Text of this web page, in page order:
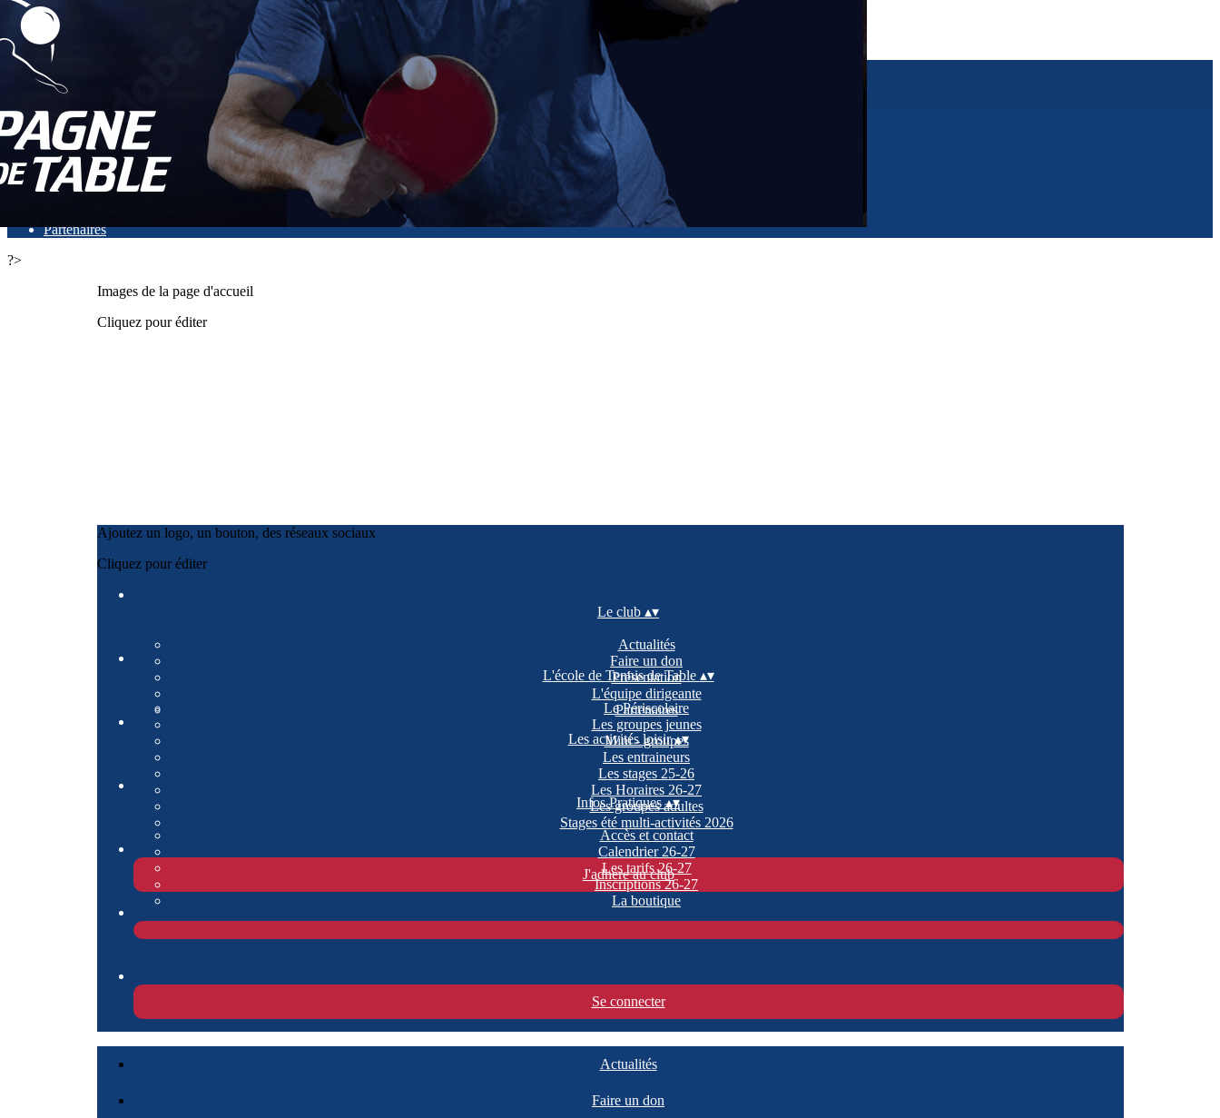
Exporter les lignes sélectionnées
Exporter toutes les colonnes
Exporter uniquement les colonnes affichées
<
>
Actualités
Faire un don
Présentation
Partenaires
?>
Images de la page d'accueil
Cliquez pour éditer
Ajoutez un logo, un bouton, des réseaux sociaux
Cliquez pour éditer
Le club ▴▾
Actualités
Faire un don
Présentation
L'équipe dirigeante
Partenaires
L'école de Tennis de Table ▴▾
Le Périscolaire
Les groupes jeunes
Mini - groupes
Les entraineurs
Les stages 25-26
Les Horaires 26-27
Les groupes adultes
Stages été multi-activités 2026
Les activités loisir▴▾
Infos Pratiques▴▾
Accès et contact
Calendrier 26-27
Les tarifs 26-27
Inscriptions 26-27
La boutique
J'adhère au club
Se connecter
Actualités
Faire un don